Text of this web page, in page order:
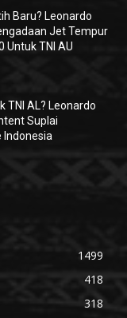
Baru? Leonardo
Jet Tempur
Untuk TNI AU
TNI AL? Leonardo
Suplai
Indonesia
1499
418
318